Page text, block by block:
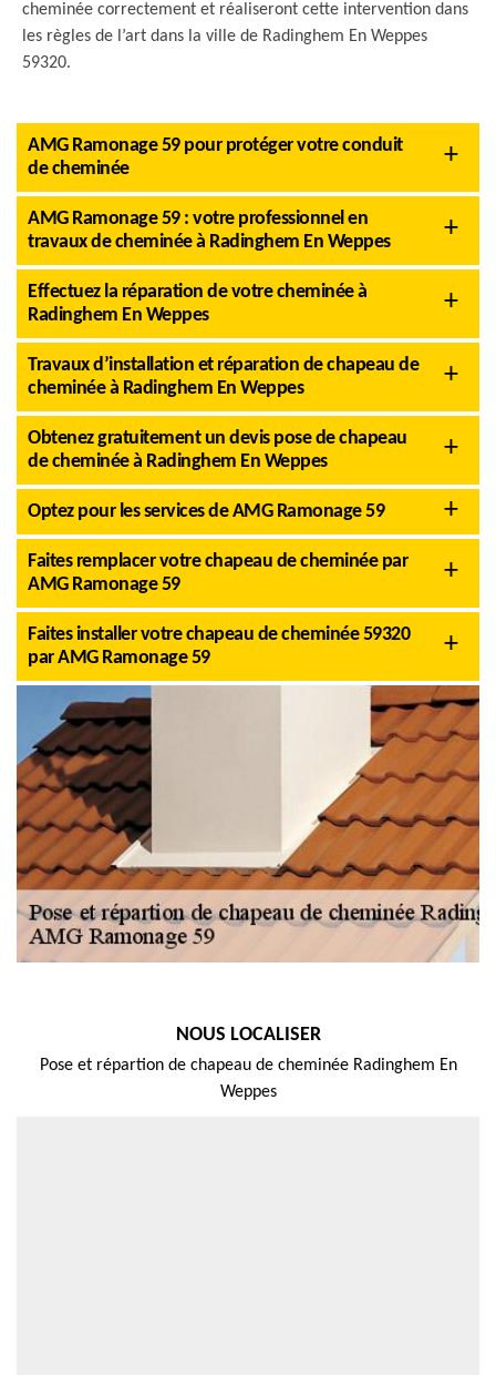
cheminée correctement et réaliseront cette intervention dans
les règles de l’art dans la ville de Radinghem En Weppes
59320.
AMG Ramonage 59 pour protéger votre conduit
de cheminée
AMG Ramonage 59 : votre professionnel en
travaux de cheminée à Radinghem En Weppes
Effectuez la réparation de votre cheminée à
Radinghem En Weppes
Travaux d’installation et réparation de chapeau de
cheminée à Radinghem En Weppes
Obtenez gratuitement un devis pose de chapeau
de cheminée à Radinghem En Weppes
Optez pour les services de AMG Ramonage 59
Faites remplacer votre chapeau de cheminée par
AMG Ramonage 59
Faites installer votre chapeau de cheminée 59320
par AMG Ramonage 59
NOUS LOCALISER
Pose et répartion de chapeau de cheminée Radinghem En
Weppes